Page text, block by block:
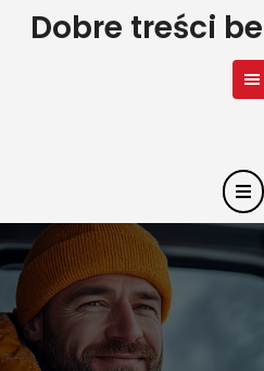
SkipDobre treści